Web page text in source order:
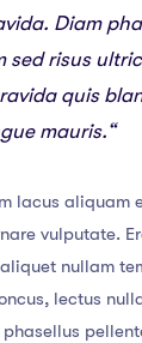
Diam
sed risus
quis
mauris.“
lacus aliquam
vulputate.
nullam
lectus